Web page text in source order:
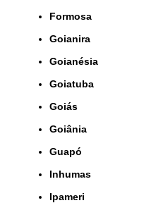
Formosa
Goianira
Goianésia
Goiatuba
Goiás
Goiânia
Guapó
Inhumas
Ipameri